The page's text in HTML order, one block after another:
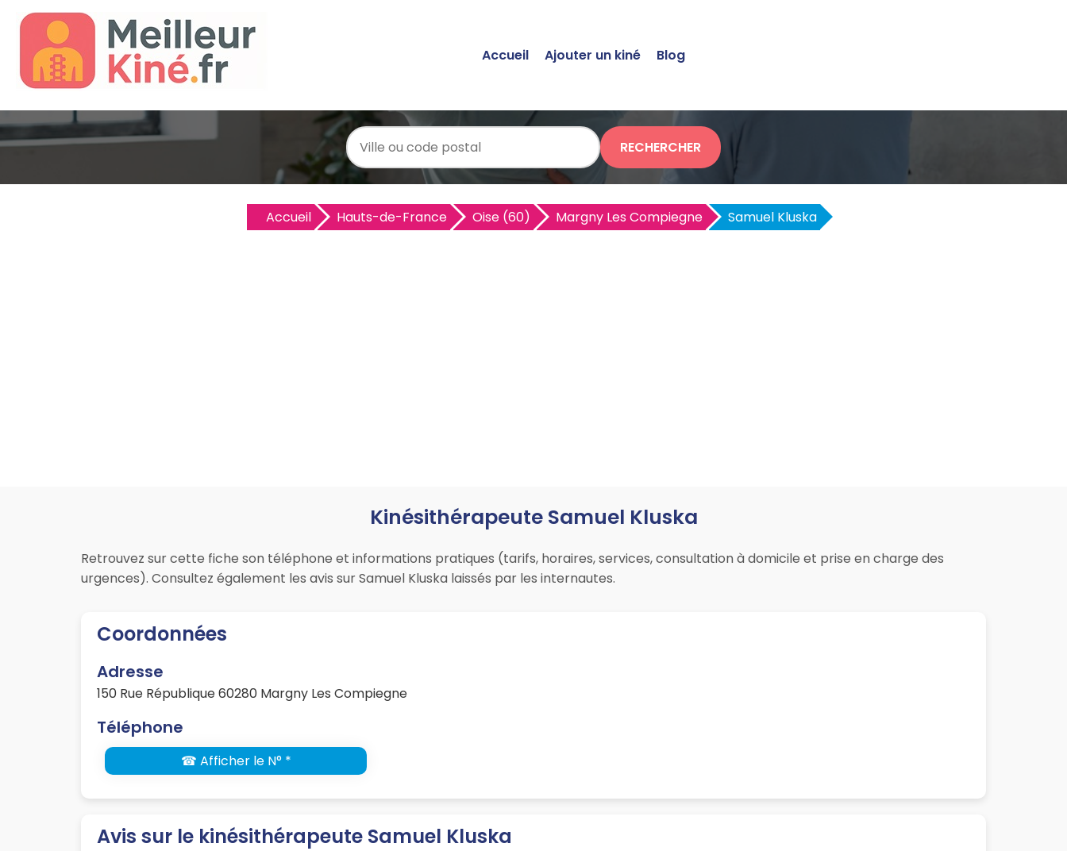
Accueil Ajouter un kiné Blog
RECHERCHER
Accueil Hauts-de-France Oise (60) Margny Les Compiegne Samuel Kluska
Kinésithérapeute Samuel Kluska
Retrouvez sur cette fiche son téléphone et informations pratiques (tarifs, horaires, services, consultation à domicile et prise en charge des
urgences). Consultez également les avis sur Samuel Kluska laissés par les internautes.
Coordonnées
Adresse
150 Rue République 60280 Margny Les Compiegne
Téléphone
☎ Afficher le N° *
Avis sur le kinésithérapeute Samuel Kluska